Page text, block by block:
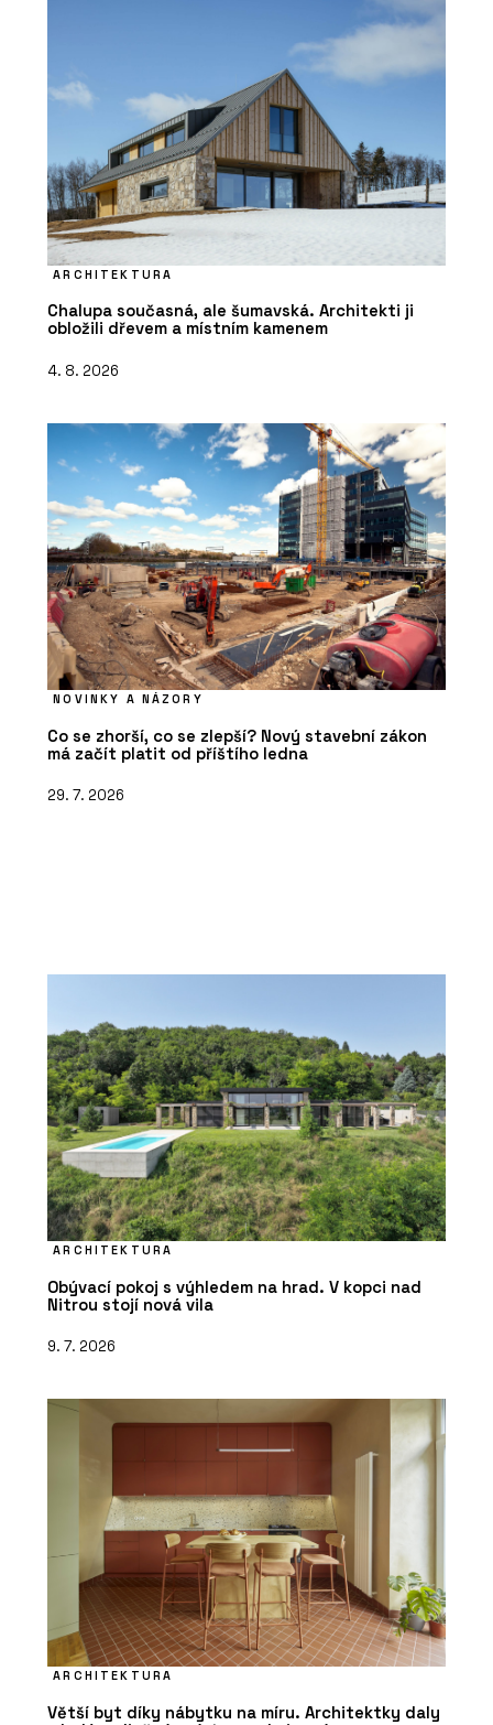
ARCHITEKTURA
Chalupa současná, ale šumavská. Architekti ji
obložili dřevem a místním kamenem
4. 8. 2026
NOVINKY A NÁZORY
Co se zhorší, co se zlepší? Nový stavební zákon
má začít platit od příštího ledna
29. 7. 2026
ARCHITEKTURA
Obývací pokoj s výhledem na hrad. V kopci nad
Nitrou stojí nová vila
9. 7. 2026
ARCHITEKTURA
Větší byt díky nábytku na míru. Architektky daly